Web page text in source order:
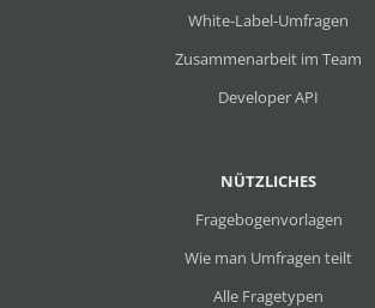
NÜTZLICHES
Fragebogenvorlagen
Wie man Umfragen teilt
Alle Fragetypen
White-Label-Umfragen
Zusammenarbeit im Team
Developer API